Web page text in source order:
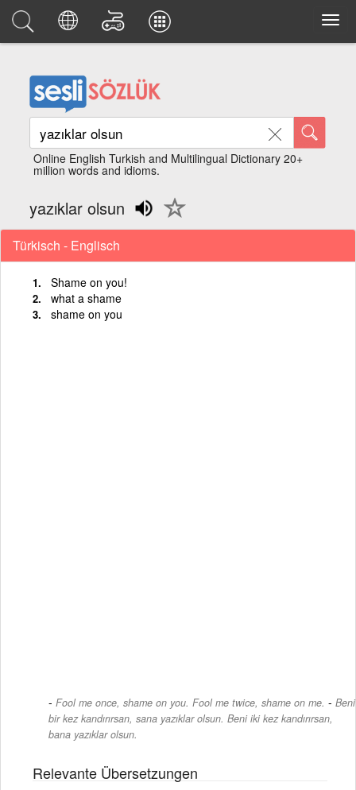
Online English Turkish and Multilingual Dictionary 20+
million words and idioms.
yazıklar olsun
Türkisch - Englisch
Shame on you!
what a shame
shame on you
Fool me once, shame on you. Fool me twice, shame on me. - Beni
bir kez kandırırsan, sana yazıklar olsun. Beni iki kez kandırırsan,
bana yazıklar olsun.
Relevante Übersetzungen